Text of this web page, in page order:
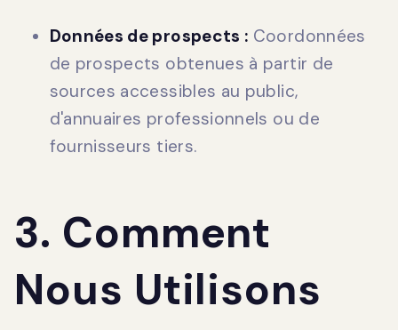
Données de prospects : Coordonnées
de prospects obtenues à partir de
sources accessibles au public,
d'annuaires professionnels ou de
fournisseurs tiers.
3. Comment
Nous Utilisons